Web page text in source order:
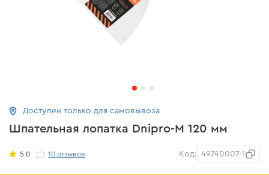
Шпательная лопатка Dnipro-M 120 мм
5.0 10отзывов Код: 49740007-1
Доступен только для самовывоза